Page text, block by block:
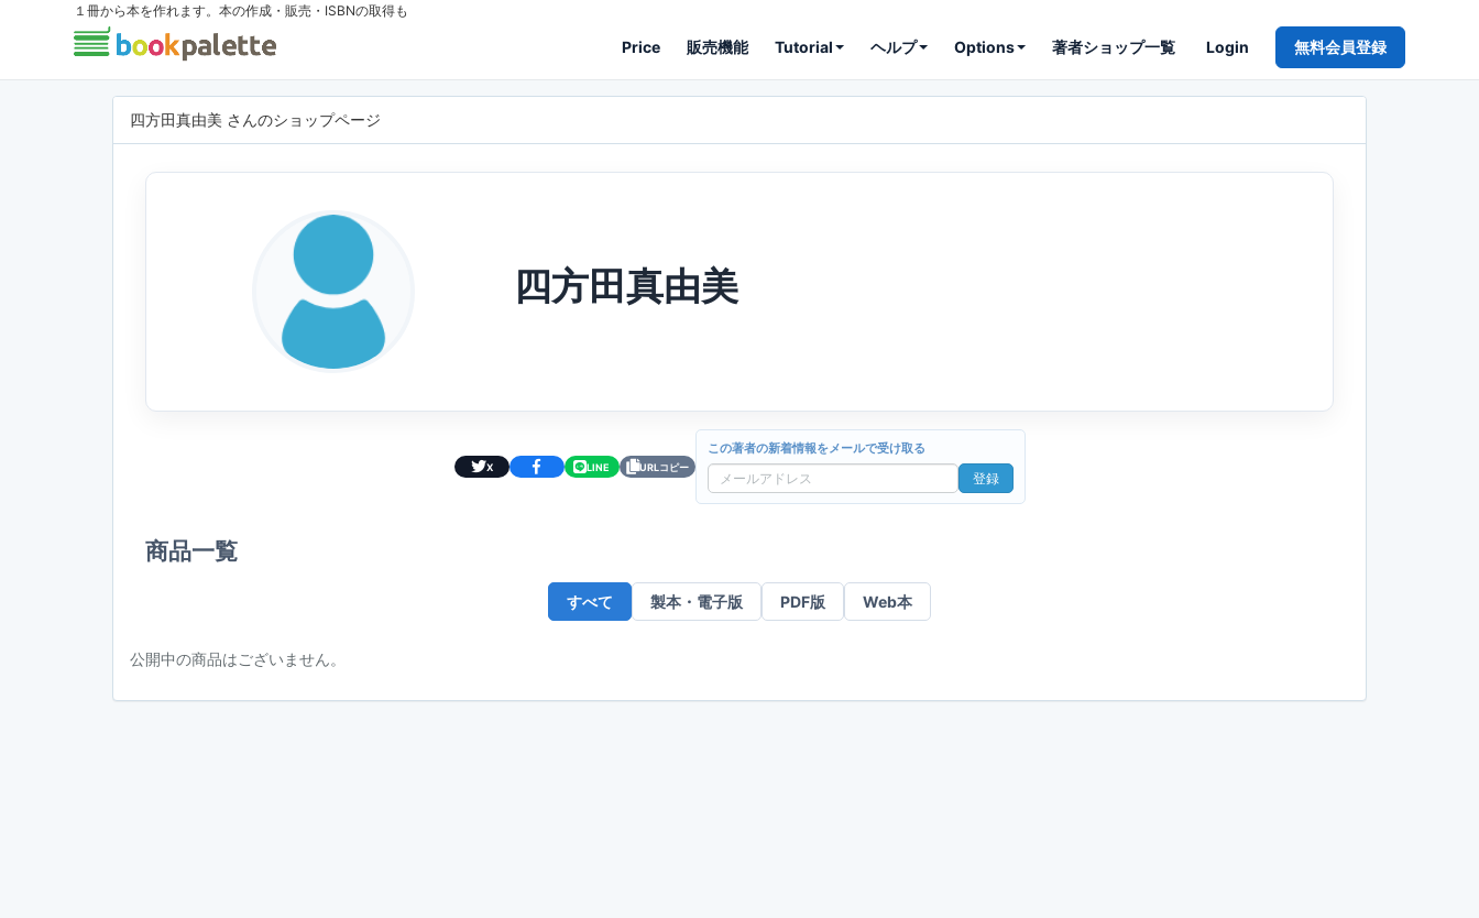
１冊から本を作れます。本の作成・販売・ISBNの取得も
Price 販売機能 Tutorial ヘルプ Options 著者ショップ一覧 Login 無料会員登録
四方田真由美 さんのショップページ
四方田真由美
X LINE URLコピー
この著者の新着情報をメールで受け取る
メ
ド
レ
登録
商品一覧
すべて 製本・電子版 PDF版 Web本
公開中の商品はございません。